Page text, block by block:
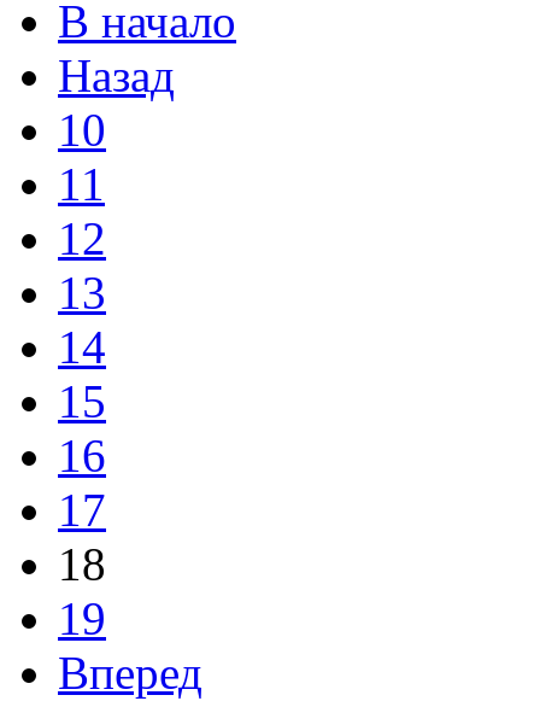
В начало
Назад
10
11
12
13
14
15
16
17
18
19
Вперед